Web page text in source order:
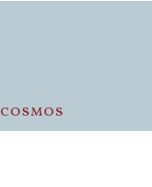
cosmos